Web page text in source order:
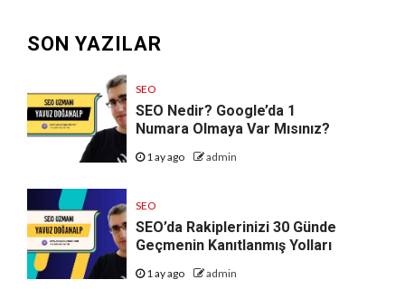
SON YAZILAR
SEO
SEO Nedir? Google’da 1
Numara Olmaya Var Mısınız?
1 ay ago admin
SEO
SEO’da Rakiplerinizi 30 Günde
Geçmenin Kanıtlanmış Yolları
1 ay ago admin